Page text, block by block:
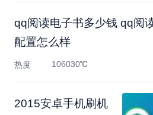
qq阅读电子书多少钱 qq阅
配置怎么样
热度 106030℃
2015安卓手机刷机